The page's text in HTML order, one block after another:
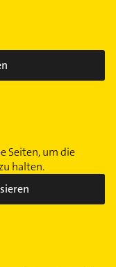
Seiten, um die
halten.